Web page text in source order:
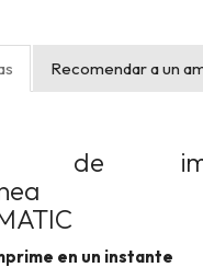
Recomendar a un
de
en un instante